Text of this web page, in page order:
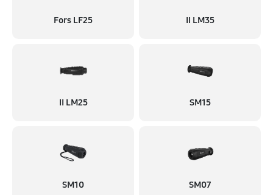
Fors LF25 II LM35
II LM25 SM15
SM10 SM07